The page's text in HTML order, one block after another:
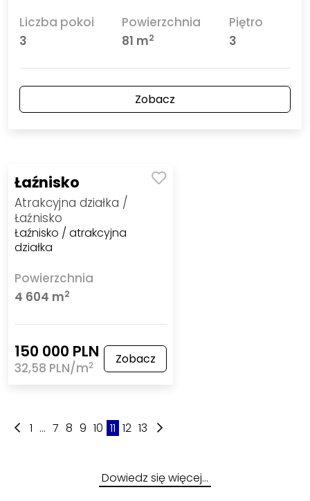
Liczba pokoi
3
Powierzchnia
81 m2
Piętro
3
Zobacz
Łaźnisko
Atrakcyjna działka /
Łaźnisko
Łaźnisko / atrakcyjna
działka
Powierzchnia
4 604 m2
150 000 PLN
32,58 PLN/m2 Zobacz
1 ... 7 8 9 10 11 12 13
Dowiedz się więcej…